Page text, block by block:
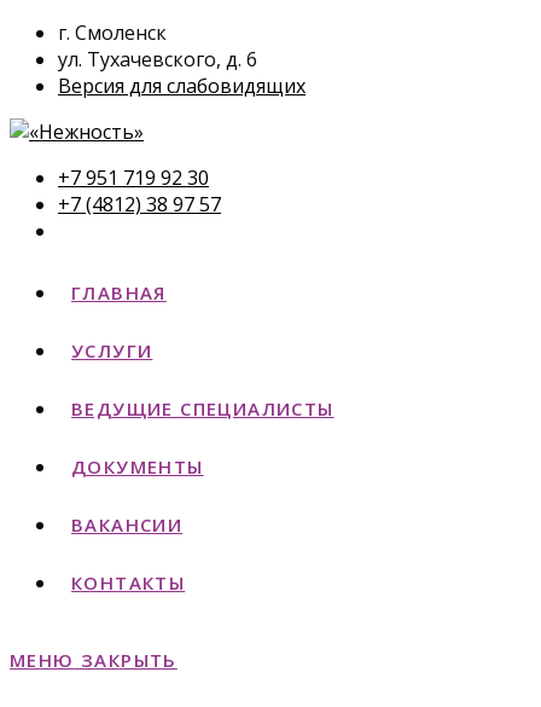
г. Смоленск
ул. Тухачевского, д. 6
Версия для слабовидящих
+7 951 719 92 30
+7 (4812) 38 97 57
ГЛАВНАЯ
УСЛУГИ
ВЕДУЩИЕ СПЕЦИАЛИСТЫ
ДОКУМЕНТЫ
ВАКАНСИИ
КОНТАКТЫ
МЕНЮ ЗАКРЫТЬ